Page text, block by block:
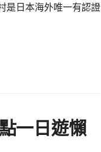
是日本海外唯一有認證
一日遊懶